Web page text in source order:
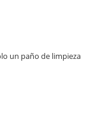
un paño de limpieza